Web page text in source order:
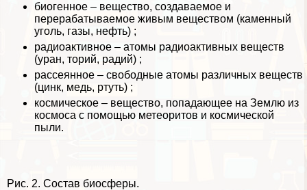
биогенное – вещество, создаваемое и
переpaбатываемое живым веществом (каменный
уголь, газы, нефть) ;
радиоактивное – атомы радиоактивных веществ
(уран, торий, радий) ;
рассеянное – свободные атомы различных веществ
(цинк, медь, ртуть) ;
космическое – вещество, попадающее на Землю из
космоса с помощью метеоритов и космической
пыли.
Рис. 2. Состав биосферы.